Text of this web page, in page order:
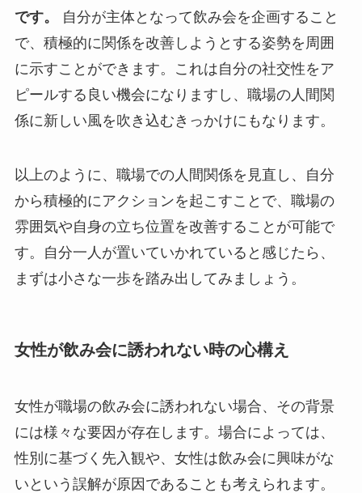
です。
自分が主体となって飲み会を企画すること
で、積極的に関係を改善しようとする姿勢を周囲
に示すことができます。これは自分の社交性をア
ピールする良い機会になりますし、職場の人間関
係に新しい風を吹き込むきっかけにもなります。
以上のように、職場での人間関係を見直し、自分
から積極的にアクションを起こすことで、職場の
雰囲気や自身の立ち位置を改善することが可能で
す。自分一人が置いていかれていると感じたら、
まずは小さな一歩を踏み出してみましょう。
女性が飲み会に誘われない時の心構え
女性が職場の飲み会に誘われない場合、その背景
には様々な要因が存在します。場合によっては、
性別に基づく先入観や、女性は飲み会に興味がな
いという誤解が原因であることも考えられます。